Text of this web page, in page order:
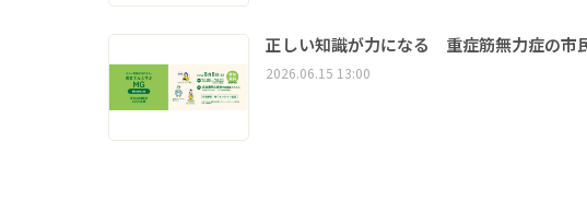
正しい知識が力になる 重症筋無力症の市
2026.06.15 13:00